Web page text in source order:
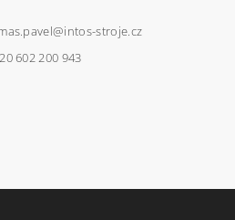
@intos-stroje.cz
602 200 943